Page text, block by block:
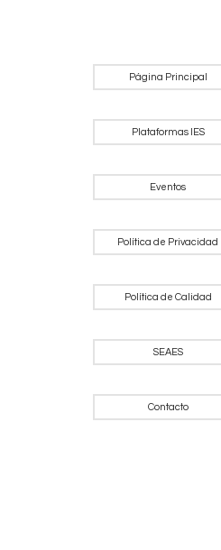
Página Principal
Plataformas IES
Eventos
Política de Privacidad
Política de Calidad
SEAES
Contacto